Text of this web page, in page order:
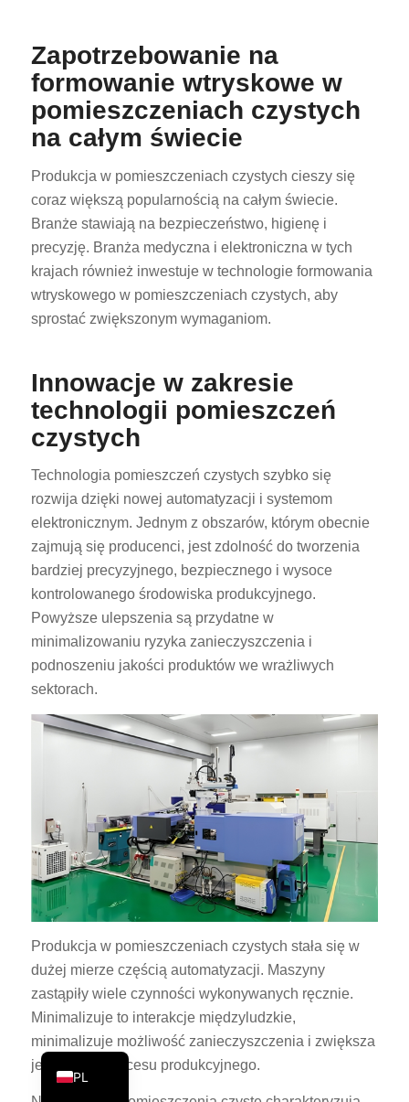
Zapotrzebowanie na
formowanie wtryskowe w
pomieszczeniach czystych
na całym świecie
Produkcja w pomieszczeniach czystych cieszy się
coraz większą popularnością na całym świecie.
Branże stawiają na bezpieczeństwo, higienę i
precyzję. Branża medyczna i elektroniczna w tych
krajach również inwestuje w technologie formowania
wtryskowego w pomieszczeniach czystych, aby
sprostać zwiększonym wymaganiom.
Innowacje w zakresie
technologii pomieszczeń
czystych
Technologia pomieszczeń czystych szybko się
rozwija dzięki nowej automatyzacji i systemom
elektronicznym. Jednym z obszarów, którym obecnie
zajmują się producenci, jest zdolność do tworzenia
bardziej precyzyjnego, bezpiecznego i wysoce
kontrolowanego środowiska produkcyjnego.
Powyższe ulepszenia są przydatne w
minimalizowaniu ryzyka zanieczyszczenia i
podnoszeniu jakości produktów we wrażliwych
sektorach.
Produkcja w pomieszczeniach czystych stała się w
dużej mierze częścią automatyzacji. Maszyny
zastąpiły wiele czynności wykonywanych ręcznie.
Minimalizuje to interakcje międzyludzkie,
minimalizuje możliwość zanieczyszczenia i zwiększa
jednolitość procesu produkcyjnego.
PL
EN
IT
FR
DE
RU
TR
AR
ES
KO
PT
CS
FI
NB
EL
HU
RO
ES_MX